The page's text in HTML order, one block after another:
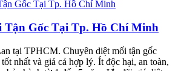
Tận Gốc Tại Tp. Hồ Chí Minh
tại TPHCM. Chuyên diệt mối tận gốc
nhất và giá cả hợp lý. Ít độc hại, an toàn,